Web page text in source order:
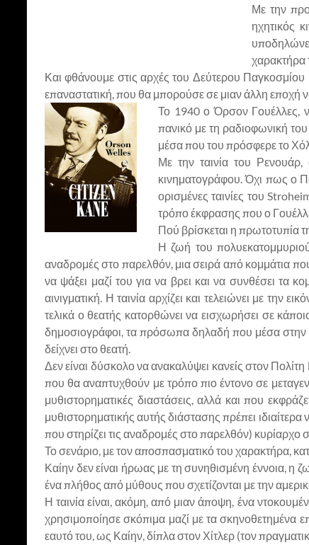
Με την
ηχητικός
χαρακτήρα
Και φθάνουμε στις αρχές του Δεύτερου Παγκοσμίου
επαναστατική, που θα μπορούσε σε μιαν άλλη εποχή
Το 1940 ο Όρσον Γουέλλες,
πανικό με τη ραδιοφωνική
μέσα που του πρόσφερε το
Με την ταινία του Ρενουάρ,
κινηματογράφου. Όχι πως ο
ορισμένες ταινίες του
τρόπο έκφρασης που ο
Πού βρίσκεται η πρωτοτυπία
Η ζωή του
αναδρομές στο παρελθόν, μια σειρά από κομμάτια
να ψάξει μαζί του για να βρει και να συνθέσει τα
αινιγματική. Η ταινία αρχίζει και τελειώνει με
τελικά ο θεατής κατορθώνει να εισχωρήσει σε
δημοσιογράφοι, τα πρόσωπα δηλαδή που μέσα στην
δείχνει στο θεατή.
Δεν είναι δύσκολο να ανακαλύψει κανείς στον
που θα αναπτυχθούν με τρόπο πιο έντονο σε
μυθιστορηματικές διαστάσεις, αλλά και που
μυθιστορηματικής αυτής διάστασης πρέπει
που στηρίζει τις αναδρομές στο παρελθόν) κυρίαρχο
Το σενάριο, με τον αποσπασματικό του χαρακτήρα,
Καίην δεν είναι ήρωας με τη συνηθισμένη έννοια, η
ένα πλήθος από μύθους που σχετίζονται με την
Η ταινία είναι, ακόμη, από μιαν άποψη, ένα
χρησιμοποίησε σκόπιμα μαζί με τα σκηνοθετημένα
εαυτό του, ως Καίην, δίπλα στον Χίτλερ (τον